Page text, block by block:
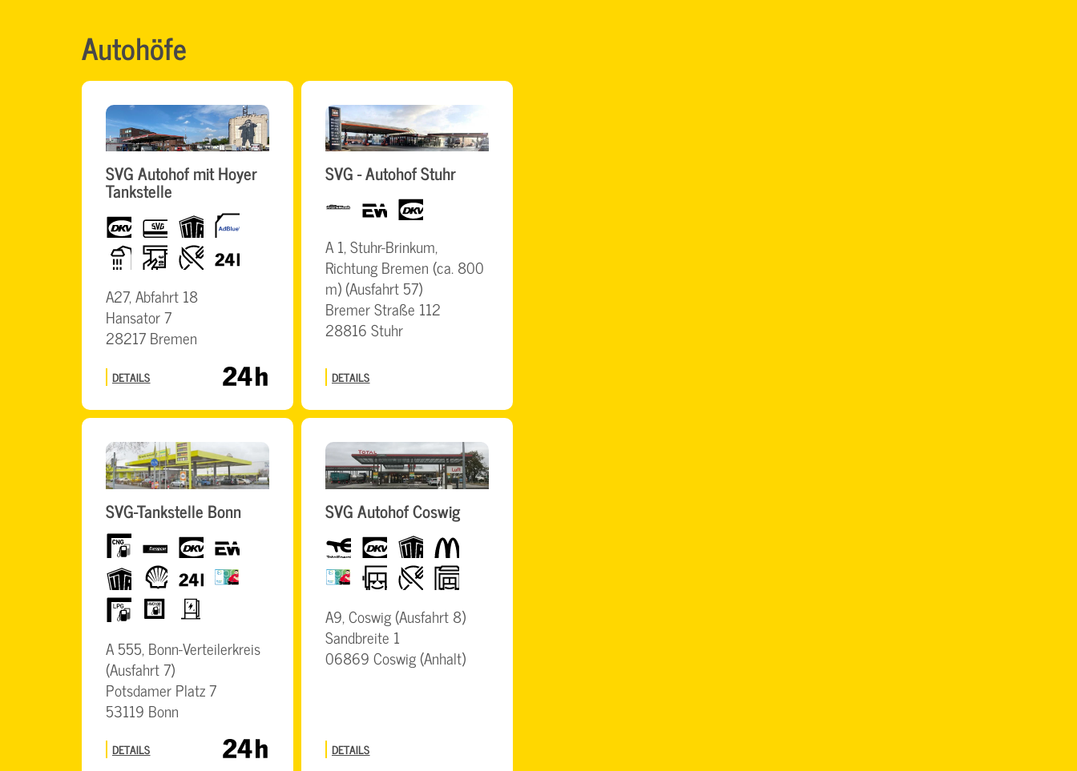
Autohöfe
SVG Autohof mit Hoyer
Tankstelle
dkv
SVG
Karte
UTA AdBlue
Dusche GeldautomatRestaurant
A27, Abfahrt 18
Hansator 7
28217 Bremen
DETAILS
SVG - Autohof Stuhr
dkv
A 1, Stuhr-Brinkum,
Richtung Bremen (ca. 800
m) (Ausfahrt 57)
Bremer Straße 112
28816 Stuhr
DETAILS
SVG-Tankstelle Bonn
CNG dkv
UTA Shell BrummiCard
LPG HVO100
Elektro
Schnellladesäulen
A 555, Bonn-Verteilerkreis
(Ausfahrt 7)
Potsdamer Platz 7
53119 Bonn
DETAILS
SVG Autohof Coswig
Total dkv UTA McDonalds
BrummiCardLKW-
freundlich
Restaurant BigWash
A9, Coswig (Ausfahrt 8)
Sandbreite 1
06869 Coswig (Anhalt)
DETAILS